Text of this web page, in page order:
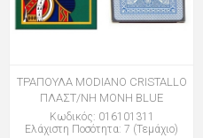
ΤΡΑΠΟΥΛΑ MODIANO CRISTALLO
ΠΛΑΣΤ/ΝΗ ΜΟΝΗ BLUE
Κωδικός: 016101311
Ελάχιστη Ποσότητα: 7 (Τεμάχιο)